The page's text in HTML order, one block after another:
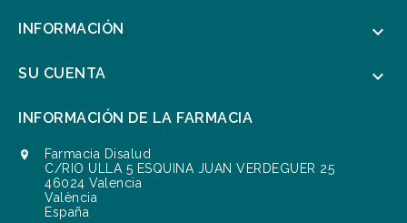
INFORMACIÓN 
SU CUENTA 
INFORMACIÓN DE LA FARMACIA

Farmacia Disalud
C/RIO ULLA 5 ESQUINA JUAN VERDEGUER 25
46024 Valencia
València
España